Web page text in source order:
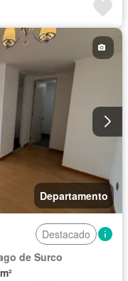
Permite mascotas
Departamento
Destacado
de Surco